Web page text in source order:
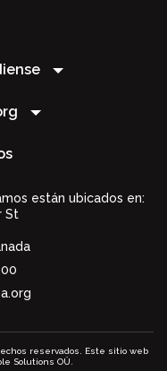
están ubicados en:
St
reservados. Este sitio web
Solutions OÜ.